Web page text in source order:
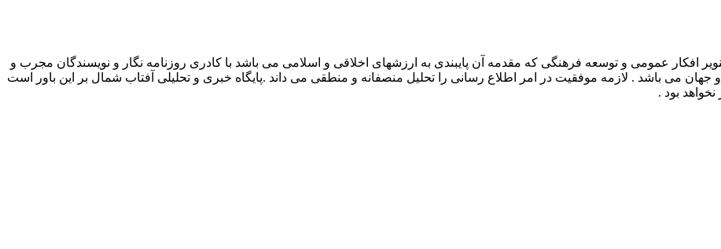
افکار عمومی و توسعه فرهنگی که مقدمه آن پایبندی به ارزشهای اخلاقی و اسلامی می باشد با کادری روزنامه نگار و نویسندگان مجرب و
و جهان می باشد . لازمه موفقیت در امر اطلاع رسانی را تحلیل منصفانه و منطقی می داند .پایگاه خبری و تحلیلی آفتاب شمال بر این باور است
بود .